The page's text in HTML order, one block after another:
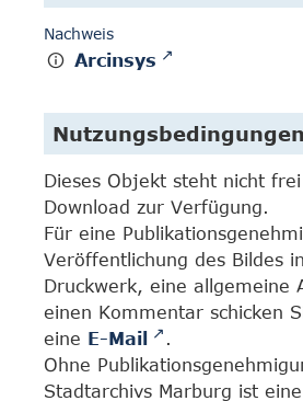
Nachweis
Arcinsys
Nutzungsbedingungen
Dieses Objekt steht nicht
Download zur Verfügung.
Für eine
Veröffentlichung des Bildes
Druckwerk, eine allgemeine
einen Kommentar schicken
eine E-Mail
.
Ohne
Stadtarchivs Marburg ist eine